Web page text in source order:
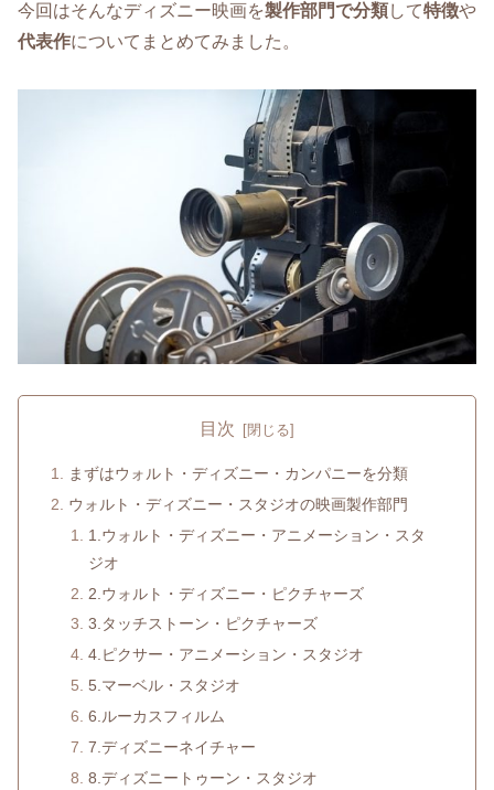
今回はそんなディズニー映画を製作部門で分類して特徴や
代表作についてまとめてみました。
目次
まずはウォルト・ディズニー・カンパニーを分類
ウォルト・ディズニー・スタジオの映画製作部門
1.ウォルト・ディズニー・アニメーション・スタ
ジオ
2.ウォルト・ディズニー・ピクチャーズ
3.タッチストーン・ピクチャーズ
4.ピクサー・アニメーション・スタジオ
5.マーベル・スタジオ
6.ルーカスフィルム
7.ディズニーネイチャー
8.ディズニートゥーン・スタジオ